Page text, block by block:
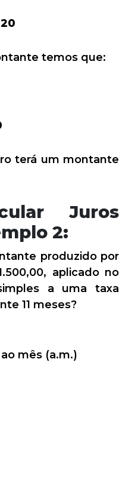
temos que:
terá um montante
Juros
2:
produzido por
aplicado no
a uma taxa
11 meses?
ao mês (a.m.)